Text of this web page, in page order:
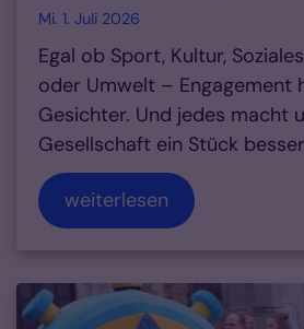
Mi. 1. Juli 2026
Egal ob Sport, Kultur,
oder Umwelt – Engagement
Gesichter. Und jedes macht
Gesellschaft ein Stück
weiterlesen